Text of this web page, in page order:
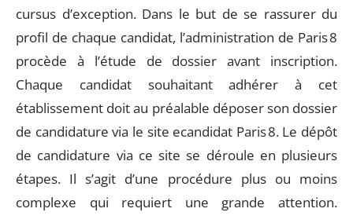
cursus d’exception. Dans le but de se rassurer du
profil de chaque candidat, l’administration de Paris 8
procède à l’étude de dossier avant inscription.
Chaque candidat souhaitant adhérer à cet
établissement doit au préalable déposer son dossier
de candidature via le site ecandidat Paris 8. Le dépôt
de candidature via ce site se déroule en plusieurs
étapes. Il s’agit d’une procédure plus ou moins
complexe qui requiert une grande attention.